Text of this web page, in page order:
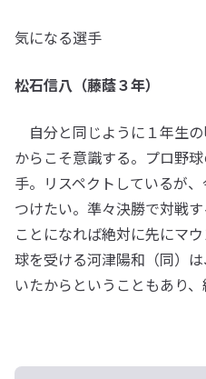
気になる選手
松石信八（藤蔭３年）
自分と同じように１年生
からこそ意識する。プロ野
手。リスペクトしているが
つけたい。準々決勝で対戦
ことになれば絶対に先にマ
球を受ける河津陽和（同）
いたからということもあり、